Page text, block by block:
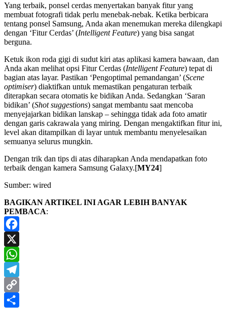
Yang terbaik, ponsel cerdas menyertakan banyak fitur yang
membuat fotografi tidak perlu menebak-nebak. Ketika berbicara
tentang ponsel Samsung, Anda akan menemukan mereka dilengkapi
dengan ‘Fitur Cerdas’ (Intelligent Feature) yang bisa sangat
berguna.
Ketuk ikon roda gigi di sudut kiri atas aplikasi kamera bawaan, dan
Anda akan melihat opsi Fitur Cerdas (Intelligent Feature) tepat di
bagian atas layar. Pastikan ‘Pengoptimal pemandangan’ (Scene
optimiser) diaktifkan untuk memastikan pengaturan terbaik
diterapkan secara otomatis ke bidikan Anda. Sedangkan ‘Saran
bidikan’ (Shot suggestions) sangat membantu saat mencoba
menyejajarkan bidikan lanskap – sehingga tidak ada foto amatir
dengan garis cakrawala yang miring. Dengan mengaktifkan fitur ini,
level akan ditampilkan di layar untuk membantu menyelesaikan
semuanya selurus mungkin.
Dengan trik dan tips di atas diharapkan Anda mendapatkan foto
terbaik dengan kamera Samsung Galaxy.[MY24]
Sumber: wired
BAGIKAN ARTIKEL INI AGAR LEBIH BANYAK
PEMBACA:
Facebook
X
WhatsApp
Telegram
Copy